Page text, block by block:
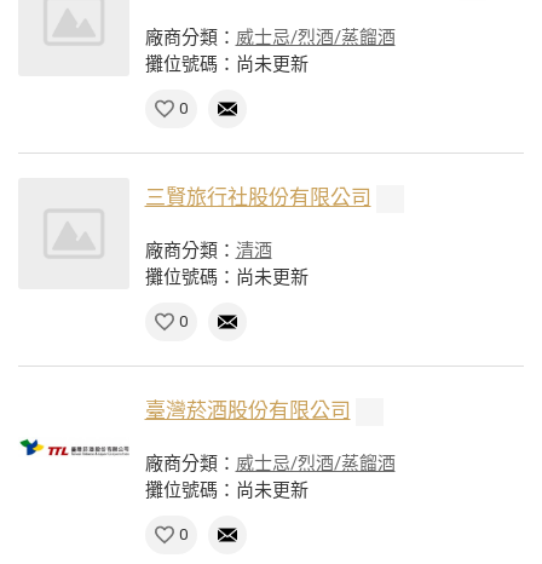
廠商分類： 威士忌/烈酒/蒸餾酒
攤位號碼：尚未更新
0
三賢旅行社股份有限公司
廠商分類： 清酒
攤位號碼：尚未更新
0
臺灣菸酒股份有限公司
廠商分類： 威士忌/烈酒/蒸餾酒
攤位號碼：尚未更新
0